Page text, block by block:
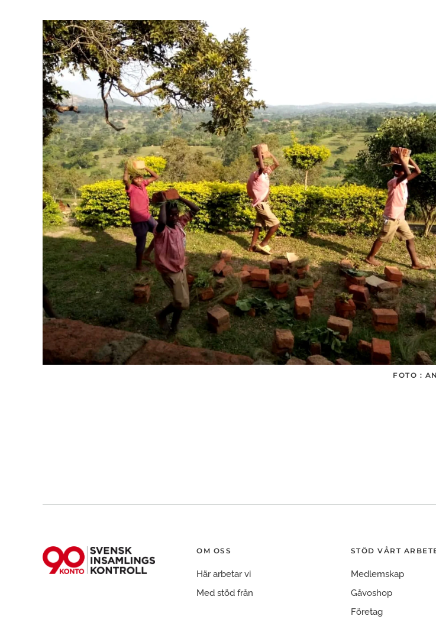
FOTO :
OM OSS
Här arbetar vi
Med stöd från
STÖD VÅRT
Medlemskap
Gåvoshop
Företag